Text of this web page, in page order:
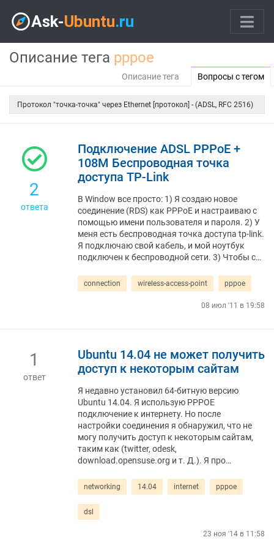
Описание тега pppoe
Описание тега Вопросы с тегом
Протокол "точка-точка" через Ethernet [протокол] - (ADSL, RFC 2516)
2
ответа
Подключение ADSL PPPoE +
108M Беспроводная точка
доступа TP-Link
В Window все просто: 1) Я создаю новое
соединение (RDS) как PPPoE и настраиваю с
помощью имени пользователя и пароля. 2) У
меня есть беспроводная точка доступа tp-link.
Я подключаю свой кабель, и мой ноутбук
подключен к беспроводной сети. 3) Чтобы с…
connection wireless-access-point pppoe
08 июл '11 в 19:58
1
ответ
Ubuntu 14.04 не может получить
доступ к некоторым сайтам
Я недавно установил 64-битную версию
Ubuntu 14.04. Я использую PPPOE
подключение к интернету. Но после
настройки соединения я обнаружил, что не
могу получить доступ к некоторым сайтам,
таким как (twitter, odesk,
download.opensuse.org и т. Д.). Я про…
networking 14.04 internet pppoe
dsl
23 ноя '14 в 11:58